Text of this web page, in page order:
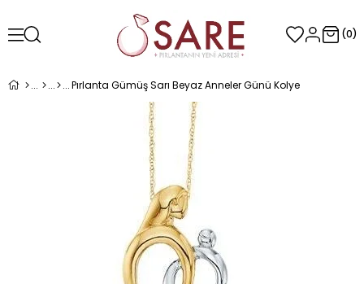
0
Pırlanta Gümüş Sarı Beyaz Anneler Günü Kolye